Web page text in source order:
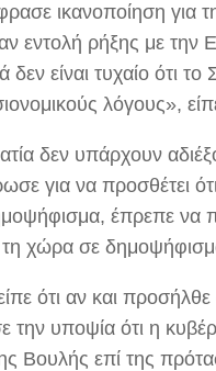
ικανοποίηση για
εντολή ρήξης με την
είναι τυχαίο ότι
λόγους»,
δεν υπάρχουν
για να προσθέτει
έπρεπε να
τη χώρα σε
ότι αν και
την υποψία ότι η
Βουλής επί της